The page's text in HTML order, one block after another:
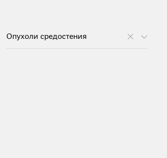
Опухоли средостения